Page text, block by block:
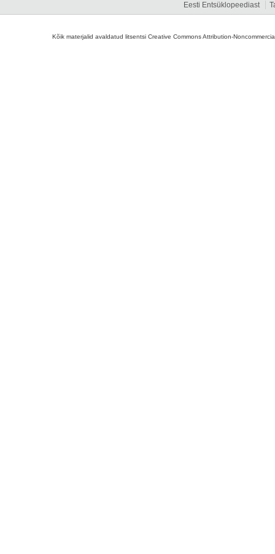
Eesti Entsüklopeediast
Kõik materjalid avaldatud litsentsi Creative Commons Attribution-